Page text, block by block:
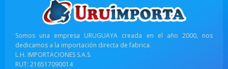
Somos una empresa URUGUAYA creada en el año 2000, nos
dedicamos a la importación directa de fabrica.
L.H. IMPORTACIONES S.A.S.
RUT: 216517090014